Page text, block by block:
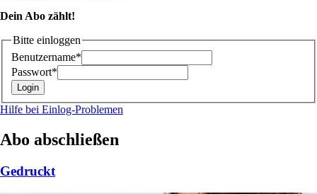
Dein Abo zählt!
Bitte einloggen
Benutzername*
Passwort*
Hilfe bei Einlog-Problemen
Abo abschließen
Gedruckt